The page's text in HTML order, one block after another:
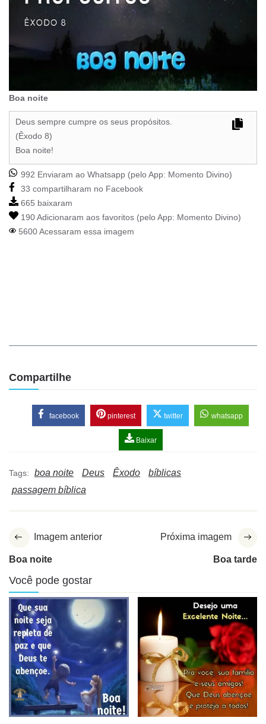
Boa noite
Deus sempre cumpre os seus propósitos.
(Êxodo 8)
Boa noite!
992 Enviaram ao Whatsapp (pelo App: Momento Divino)
33 compartilharam no Facebook
665 baixaram
190 Adicionaram aos favoritos (pelo App: Momento Divino)
5600 Acessaram essa imagem
Compartilhe
facebook pinterest twitter whatsapp
Baixar
Tags: boa noite Deus Êxodo
bíblicas
passagem bíblica
Imagem anterior
Boa noite
Próxima imagem
Boa tarde
Você pode gostar